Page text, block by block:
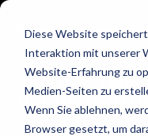
Diese Website
Interaktion mit unserer
Website-Erfahrung zu
Medien-Seiten zu
Wenn Sie ablehnen,
Browser gesetzt, um
MODERNE
VIRTUAL